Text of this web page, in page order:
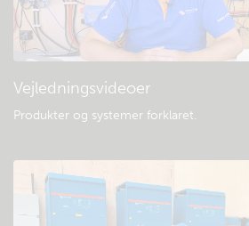
Vejledningsvideoer
Produkter og systemer forklaret.